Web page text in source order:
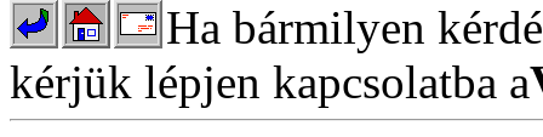
Ha bármilyen
kérjük lépjen kapcsolatba a